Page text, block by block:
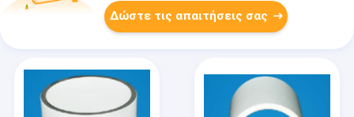
Δώστε τις απαιτήσεις σας